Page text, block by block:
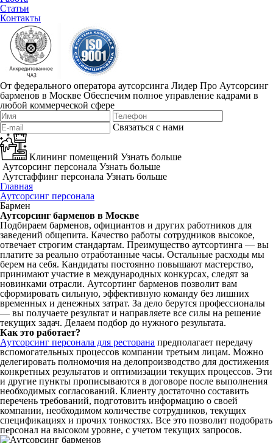
Статьи
Контакты
От федерального оператора аутсорсинга Лидер Про Аутсорсинг
барменов в Москве Обеспечим полное управление кадрами в
любой коммерческой сфере
Связаться с нами
Клининг помещений Узнать больше
Аутсорсинг персонала Узнать больше
Аутстаффинг персонала Узнать больше
Главная
Аутсорсинг персонала
Бармен
Аутсорсинг барменов в Москве
Подбираем барменов, официантов и других работников для
заведений общепита. Качество работы сотрудников высокое,
отвечает строгим стандартам. Преимущество аутсортинга — вы
платите за реально отработанные часы. Остальные расходы мы
берем на себя. Кандидаты постоянно повышают мастерство,
принимают участие в международных конкурсах, следят за
новинками отрасли. Аутсортинг барменов позволит вам
сформировать сильную, эффективную команду без лишних
временных и денежных затрат. За дело берутся профессионалы
— вы получаете результат и направляете все силы на решение
текущих задач. Делаем подбор до нужного результата.
Как это работает?
Аутсорсинг персонала для ресторана предполагает передачу
вспомогательных процессов компании третьим лицам. Можно
делегировать полномочия на делопроизводство для достижения
конкретных результатов и оптимизации текущих процессов. Эти
и другие пункты прописываются в договоре после выполнения
необходимых согласований. Клиенту достаточно составить
перечень требований, подготовить информацию о своей
компании, необходимом количестве сотрудников, текущих
спецификациях и прочих тонкостях. Все это позволит подобрать
персонал на высоком уровне, с учетом текущих запросов.